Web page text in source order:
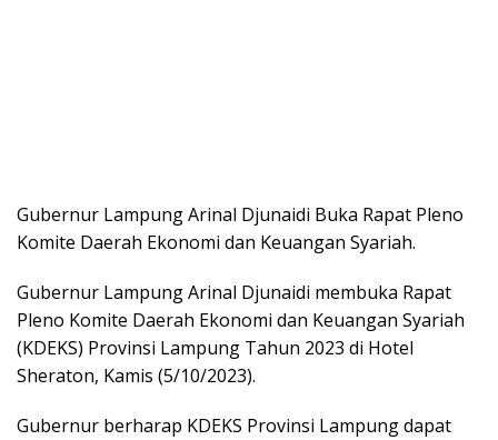
Gubernur Lampung Arinal Djunaidi Buka Rapat Pleno
Komite Daerah Ekonomi dan Keuangan Syariah.
Gubernur Lampung Arinal Djunaidi membuka Rapat
Pleno Komite Daerah Ekonomi dan Keuangan Syariah
(KDEKS) Provinsi Lampung Tahun 2023 di Hotel
Sheraton, Kamis (5/10/2023).
Gubernur berharap KDEKS Provinsi Lampung dapat